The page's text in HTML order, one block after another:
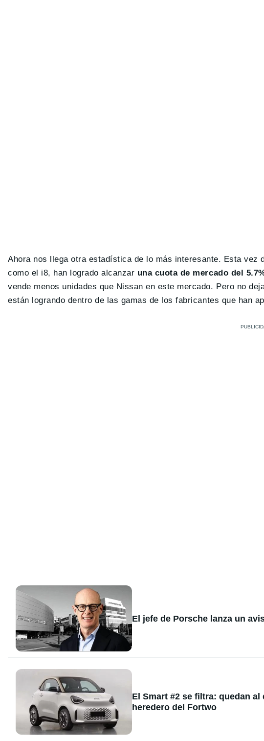
Ahora nos llega otra estadística de lo más interesante. Esta vez
como el i8, han logrado alcanzar una cuota de mercado del
vende menos unidades que Nissan en este mercado. Pero no
están logrando dentro de las gamas de los fabricantes que han
El jefe de Porsche lanza un
El Smart #2 se filtra: quedan
heredero del Fortwo